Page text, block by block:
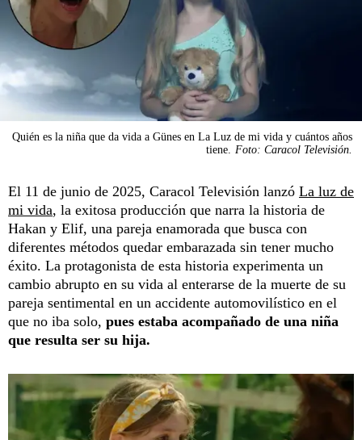
Quién es la niña que da vida a Günes en La Luz de mi vida y cuántos años
tiene.
Foto: Caracol Televisión.
El 11 de junio de 2025, Caracol Televisión lanzó La luz de
mi vida, la exitosa producción que narra la historia de
Hakan y Elif, una pareja enamorada que busca con
diferentes métodos quedar embarazada sin tener mucho
éxito. La protagonista de esta historia experimenta un
cambio abrupto en su vida al enterarse de la muerte de su
pareja sentimental en un accidente automovilístico en el
que no iba solo, pues estaba acompañado de una niña
que resulta ser su hija.